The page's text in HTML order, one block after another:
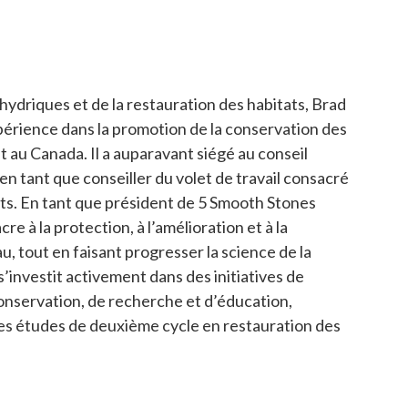
et de la restauration des habitats, Brad
dans la promotion de la conservation des
Canada. Il a auparavant siégé au conseil
tant que conseiller du volet de travail consacré
En tant que président de 5 Smooth Stones
à la protection, à l’amélioration et à la
tout en faisant progresser la science de la
activement dans des initiatives de
de recherche et d’éducation,
études de deuxième cycle en restauration des